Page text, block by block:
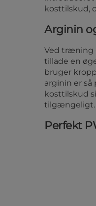
kosttilskud,
Arginin
Ved træning
tillade en
bruger
arginin er
kosttilskud
tilgængeligt.
Perfekt